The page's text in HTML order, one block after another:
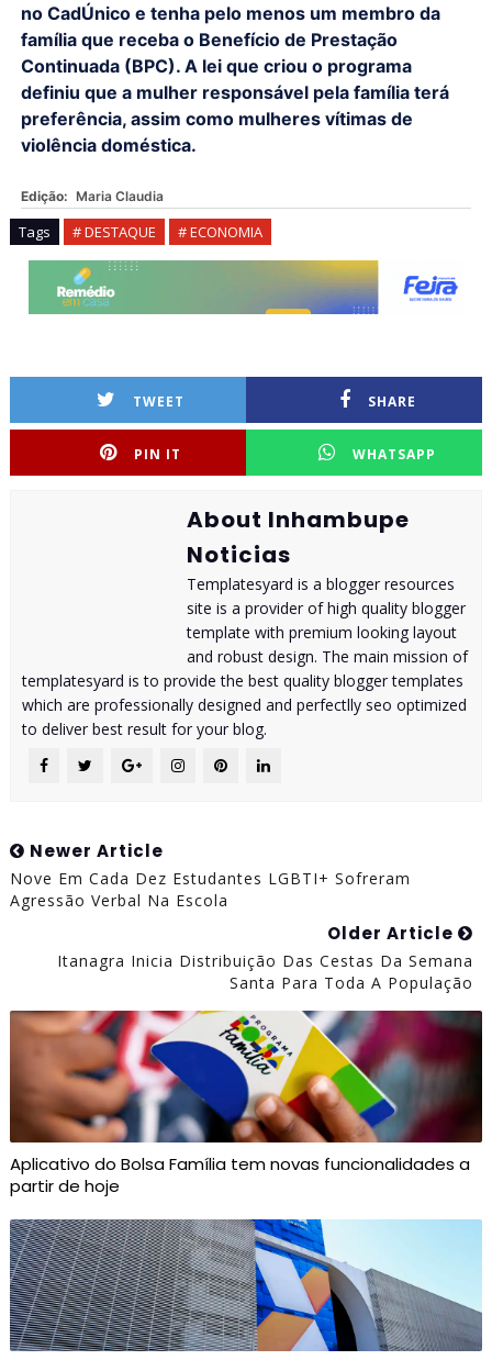
no CadÚnico e tenha pelo menos um membro da
família que receba o Benefício de Prestação
Continuada (BPC). A lei que criou o programa
definiu que a mulher responsável pela família terá
preferência, assim como mulheres vítimas de
violência doméstica.
Edição: Maria Claudia
Tags # DESTAQUE # ECONOMIA
TWEET SHARE
PIN IT WHATSAPP
About Inhambupe
Noticias
Templatesyard is a blogger resources
site is a provider of high quality blogger
template with premium looking layout
and robust design. The main mission of
templatesyard is to provide the best quality blogger templates
which are professionally designed and perfectlly seo optimized
to deliver best result for your blog.
Newer Article
Nove Em Cada Dez Estudantes LGBTI+ Sofreram
Agressão Verbal Na Escola
Older Article
Itanagra Inicia Distribuição Das Cestas Da Semana
Santa Para Toda A População
Aplicativo do Bolsa Família tem novas funcionalidades a
partir de hoje